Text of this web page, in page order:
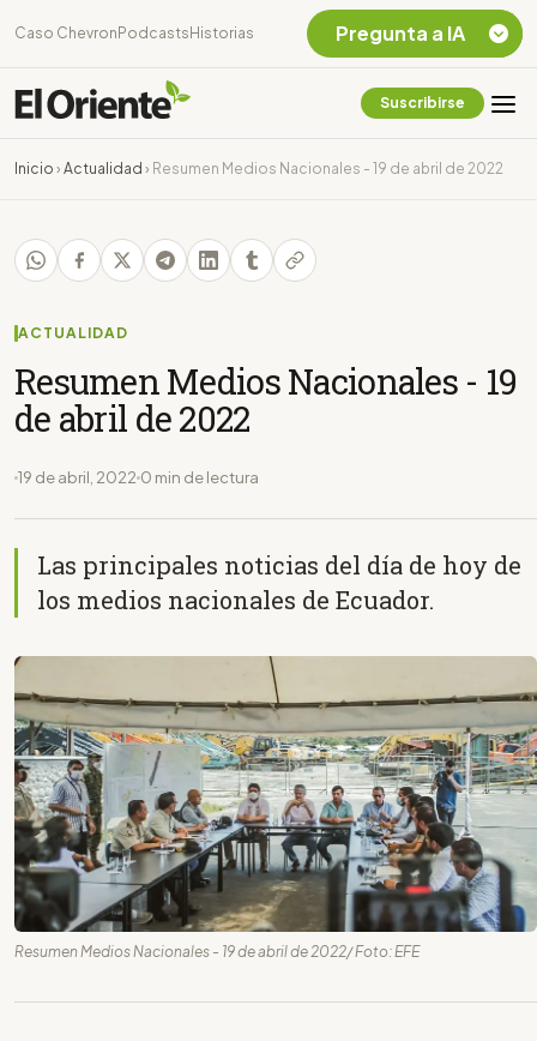
Caso Chevron Podcasts Historias
Suscribirse
Inicio › Actualidad › Resumen Medios Nacionales - 19 de abril de 2022
ACTUALIDAD
Resumen Medios Nacionales - 19
de abril de 2022
19 de abril, 2022 0 min de lectura
Las principales noticias del día de hoy de
los medios nacionales de Ecuador.
Resumen Medios Nacionales - 19 de abril de 2022/ Foto: EFE
Pregunta a IA
Chevron Ecuador